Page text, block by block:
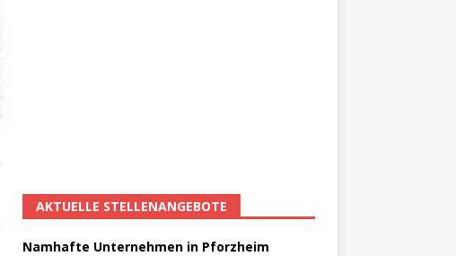
AKTUELLE STELLENANGEBOTE
Namhafte Unternehmen in Pforzheim